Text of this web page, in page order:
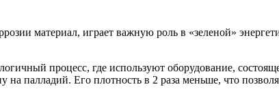
материал, играет важную роль в «зеленой»
процесс, где используют оборудование,
на палладий. Его плотность в 2 раза меньше, что